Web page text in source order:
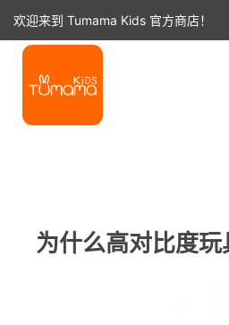
跳
至
内
容
欢迎来到 Tumama Kids 官方商店！
为什么高对比度